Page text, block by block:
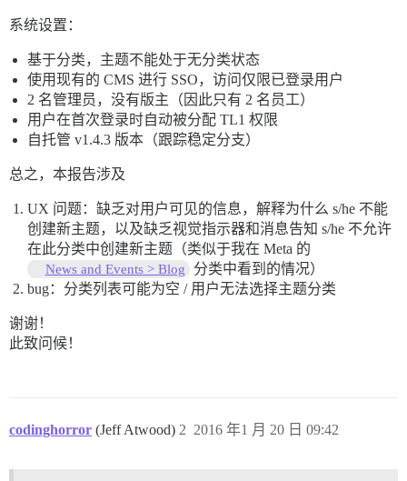
系统设置：
基于分类，主题不能处于无分类状态
使用现有的 CMS 进行 SSO，访问仅限已登录用户
2 名管理员，没有版主（因此只有 2 名员工）
用户在首次登录时自动被分配 TL1 权限
自托管 v1.4.3 版本（跟踪稳定分支）
总之，本报告涉及
UX 问题：缺乏对用户可见的信息，解释为什么 s/he 不能
创建新主题，以及缺乏视觉指示器和消息告知 s/he 不允许
在此分类中创建新主题（类似于我在 Meta 的
News and Events > Blog
分类中看到的情况）
bug：分类列表可能为空 / 用户无法选择主题分类
谢谢！
此致问候！
codinghorror (Jeff Atwood) 2016 年1 月 20 日 09:42
2